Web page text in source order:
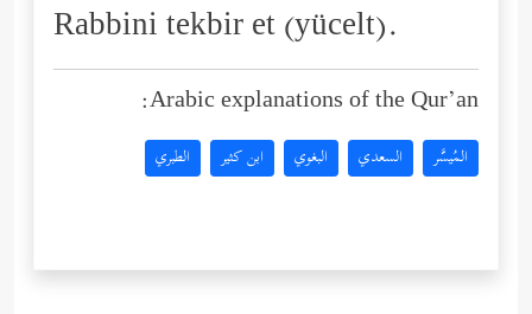
Rabbini tekbir et (yücelt).
Arabic explanations of the Qur’an:
المُيسَّر السعدي البغوي ابن كثير الطبري